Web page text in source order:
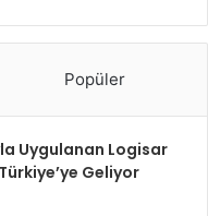
Popüler
Uygulanan Logisar
Geliyor